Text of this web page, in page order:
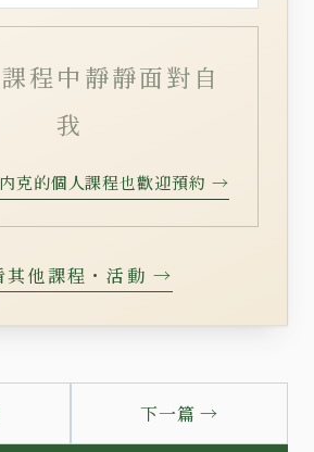
程中靜靜面對自
我
克的個人課程也歡迎預約 →
其他課程・活動 →
下一篇 →